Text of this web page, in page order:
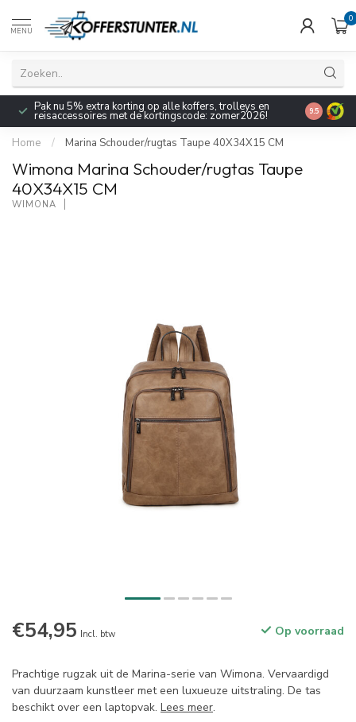
MENU
0
Pak nu 5% extra korting op alle koffers, trolleys en
reisaccessoires met de kortingscode: zomer2026! 9.5
Home / Marina Schouder/rugtas Taupe 40X34X15 CM
Wimona Marina Schouder/rugtas Taupe
40X34X15 CM
WIMONA
€54,95 Incl. btw Op voorraad
Prachtige rugzak uit de Marina-serie van Wimona. Vervaardigd
van duurzaam kunstleer met een luxueuze uitstraling. De tas
beschikt over een laptopvak. Lees meer.